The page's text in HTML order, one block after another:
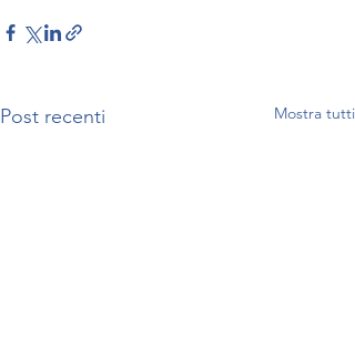
Post recenti Mostra tutti